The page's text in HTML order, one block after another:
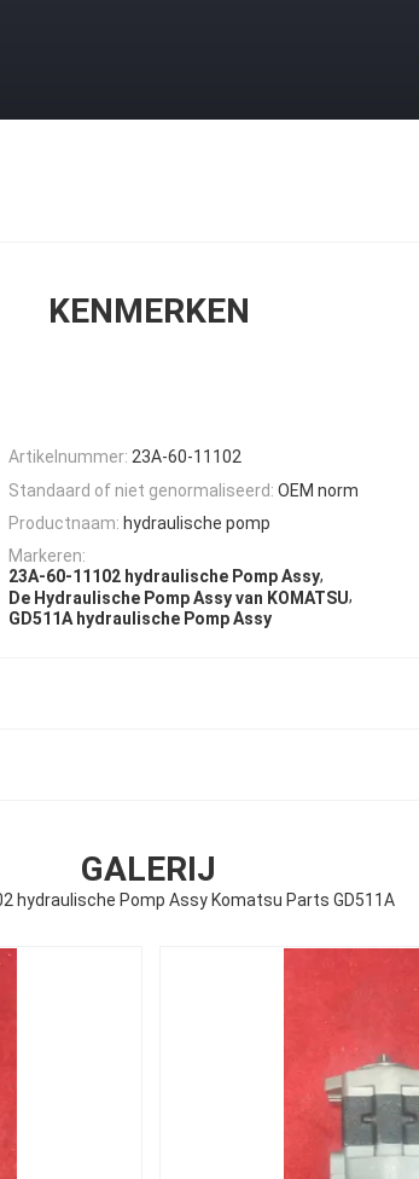
KENMERKEN
Artikelnummer: 23A-60-11102
Standaard of niet genormaliseerd: OEM norm
Productnaam: hydraulische pomp
Markeren:
23A-60-11102 hydraulische Pomp Assy,
De Hydraulische Pomp Assy van KOMATSU,
GD511A hydraulische Pomp Assy
GALERIJ
hydraulische Pomp Assy Komatsu Parts GD511A